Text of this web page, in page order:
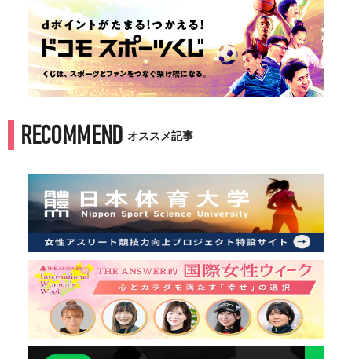
RECOMMEND オススメ記事